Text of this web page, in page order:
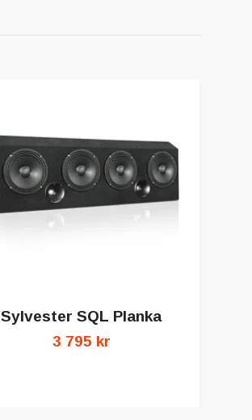
Sylvester SQL Planka
3 795 kr